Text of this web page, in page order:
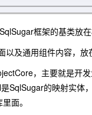
框架的基类放在
及通用组件内容，放
，主要就是开
SqlSugar的映射实体
面。